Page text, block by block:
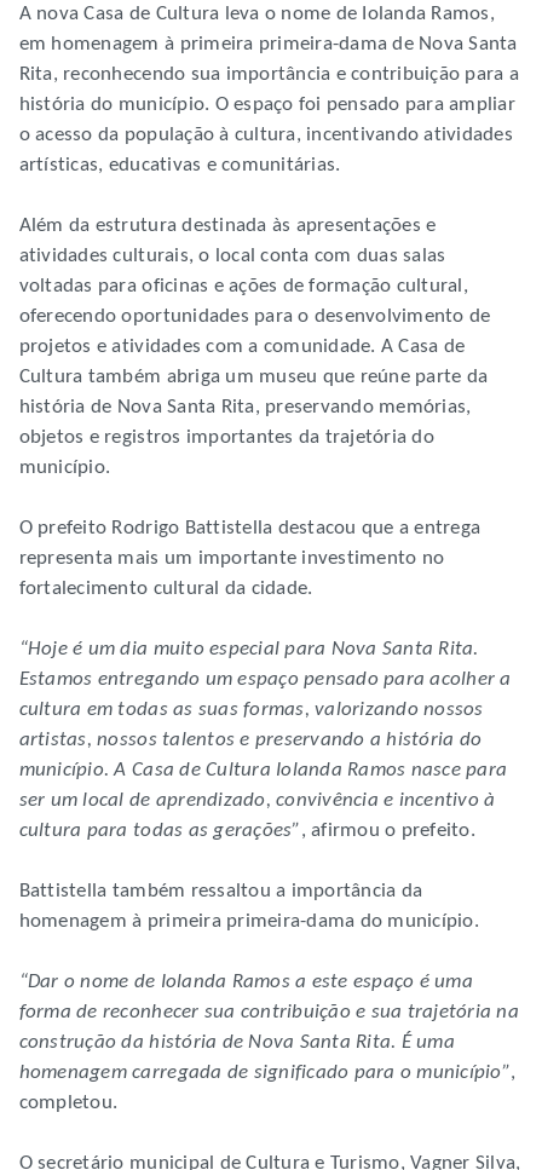
A nova Casa de Cultura leva o nome de Iolanda Ramos,
em homenagem à primeira primeira-dama de Nova Santa
Rita, reconhecendo sua importância e contribuição para a
história do município. O espaço foi pensado para ampliar
o acesso da população à cultura, incentivando atividades
artísticas, educativas e comunitárias.
Além da estrutura destinada às apresentações e
atividades culturais, o local conta com duas salas
voltadas para oficinas e ações de formação cultural,
oferecendo oportunidades para o desenvolvimento de
projetos e atividades com a comunidade. A Casa de
Cultura também abriga um museu que reúne parte da
história de Nova Santa Rita, preservando memórias,
objetos e registros importantes da trajetória do
município.
O prefeito Rodrigo Battistella destacou que a entrega
representa mais um importante investimento no
fortalecimento cultural da cidade.
“Hoje é um dia muito especial para Nova Santa Rita.
Estamos entregando um espaço pensado para acolher a
cultura em todas as suas formas, valorizando nossos
artistas, nossos talentos e preservando a história do
município. A Casa de Cultura Iolanda Ramos nasce para
ser um local de aprendizado, convivência e incentivo à
cultura para todas as gerações”, afirmou o prefeito.
Battistella também ressaltou a importância da
homenagem à primeira primeira-dama do município.
“Dar o nome de Iolanda Ramos a este espaço é uma
forma de reconhecer sua contribuição e sua trajetória na
construção da história de Nova Santa Rita. É uma
homenagem carregada de significado para o município”,
completou.
O secretário municipal de Cultura e Turismo, Vagner Silva,